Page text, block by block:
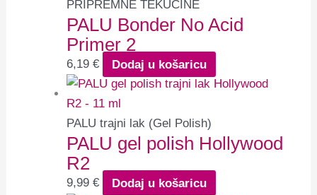
PRIPREMNE TEKUĆINE
PALU Bonder No Acid
Primer 2
6,19€ Dodaj u košaricu
PALU trajni lak (Gel Polish)
PALU gel polish Hollywood
R2
9,99€ Dodaj u košaricu